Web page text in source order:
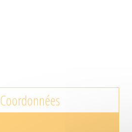
Coordonnées